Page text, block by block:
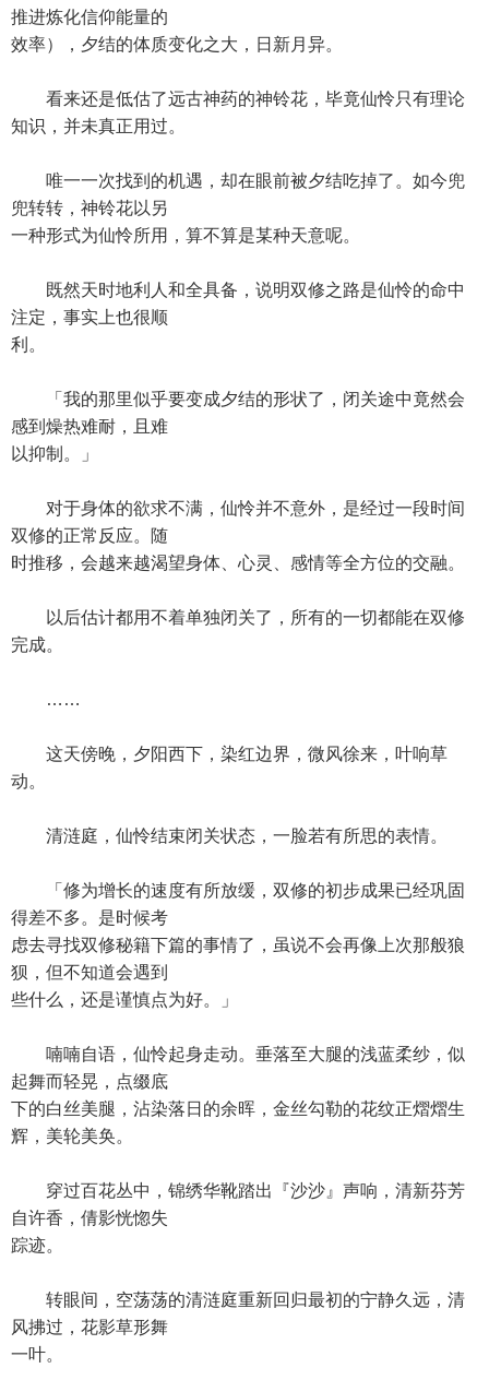
推进炼化信仰能量的
效率），夕结的体质变化之大，日新月异。
看来还是低估了远古神药的神铃花，毕竟仙怜只有理论
知识，并未真正用过。
唯一一次找到的机遇，却在眼前被夕结吃掉了。如今兜
兜转转，神铃花以另
一种形式为仙怜所用，算不算是某种天意呢。
既然天时地利人和全具备，说明双修之路是仙怜的命中
注定，事实上也很顺
利。
「我的那里似乎要变成夕结的形状了，闭关途中竟然会
感到燥热难耐，且难
以抑制。」
对于身体的欲求不满，仙怜并不意外，是经过一段时间
双修的正常反应。随
时推移，会越来越渴望身体、心灵、感情等全方位的交融。
以后估计都用不着单独闭关了，所有的一切都能在双修
完成。
……
这天傍晚，夕阳西下，染红边界，微风徐来，叶响草
动。
清涟庭，仙怜结束闭关状态，一脸若有所思的表情。
「修为增长的速度有所放缓，双修的初步成果已经巩固
得差不多。是时候考
虑去寻找双修秘籍下篇的事情了，虽说不会再像上次那般狼
狈，但不知道会遇到
些什么，还是谨慎点为好。」
喃喃自语，仙怜起身走动。垂落至大腿的浅蓝柔纱，似
起舞而轻晃，点缀底
下的白丝美腿，沾染落日的余晖，金丝勾勒的花纹正熠熠生
辉，美轮美奂。
穿过百花丛中，锦绣华靴踏出『沙沙』声响，清新芬芳
自许香，倩影恍惚失
踪迹。
转眼间，空荡荡的清涟庭重新回归最初的宁静久远，清
风拂过，花影草形舞
一叶。